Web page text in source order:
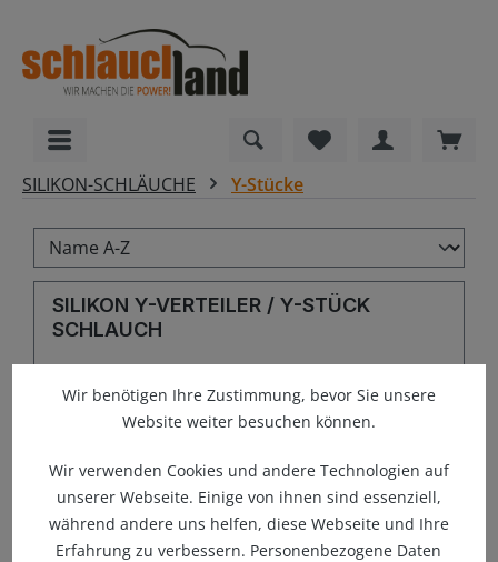
Du hast 0
SILIKON-SCHLÄUCHE
Y-Stücke
SILIKON Y-VERTEILER / Y-STÜCK
SCHLAUCH
Wir benötigen Ihre Zustimmung, bevor Sie unsere
Website weiter besuchen können.
Wir verwenden Cookies und andere Technologien auf
unserer Webseite. Einige von ihnen sind essenziell,
während andere uns helfen, diese Webseite und Ihre
Erfahrung zu verbessern. Personenbezogene Daten